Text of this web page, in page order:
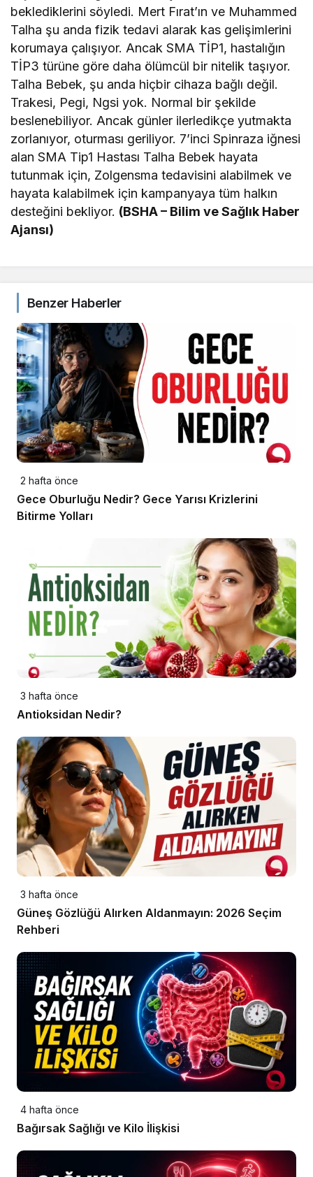
beklediklerini söyledi. Mert Fırat’ın ve Muhammed
Talha şu anda fizik tedavi alarak kas gelişimlerini
korumaya çalışıyor. Ancak SMA TİP1, hastalığın
TİP3 türüne göre daha ölümcül bir nitelik taşıyor.
Talha Bebek, şu anda hiçbir cihaza bağlı değil.
Trakesi, Pegi, Ngsi yok. Normal bir şekilde
beslenebiliyor. Ancak günler ilerledikçe yutmakta
zorlanıyor, oturması geriliyor. 7’inci Spinraza iğnesi
alan SMA Tip1 Hastası Talha Bebek hayata
tutunmak için, Zolgensma tedavisini alabilmek ve
hayata kalabilmek için kampanyaya tüm halkın
desteğini bekliyor. (BSHA – Bilim ve Sağlık Haber
Ajansı)
Benzer Haberler
2 hafta önce
Gece Oburluğu Nedir? Gece Yarısı Krizlerini
Bitirme Yolları
3 hafta önce
Antioksidan Nedir?
3 hafta önce
Güneş Gözlüğü Alırken Aldanmayın: 2026 Seçim
Rehberi
4 hafta önce
Bağırsak Sağlığı ve Kilo İlişkisi